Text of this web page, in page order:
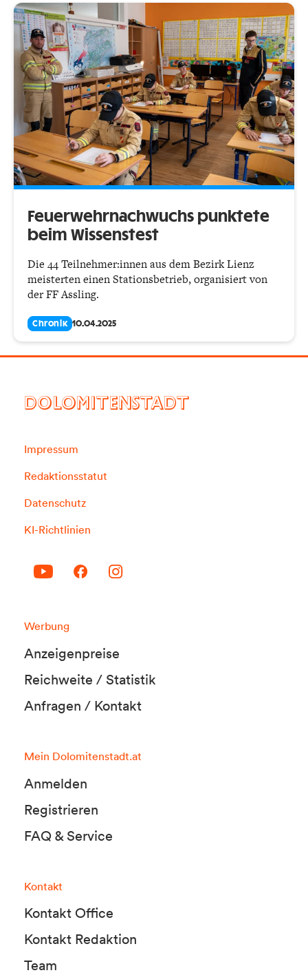
Feuerwehrnachwuchs punktete
beim Wissenstest
Die 44 Teilnehmer:innen aus dem Bezirk Lienz
meisterten einen Stationsbetrieb, organisiert von
der FF Assling.
Chronik 10.04.2025
DOLOMITENSTADT
Impressum
Redaktionsstatut
Datenschutz
KI-Richtlinien
Werbung
Anzeigenpreise
Reichweite / Statistik
Anfragen / Kontakt
Mein Dolomitenstadt.at
Anmelden
Registrieren
FAQ & Service
Kontakt
Kontakt Office
Kontakt Redaktion
Team